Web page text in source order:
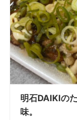
明石DAIKIの
味。